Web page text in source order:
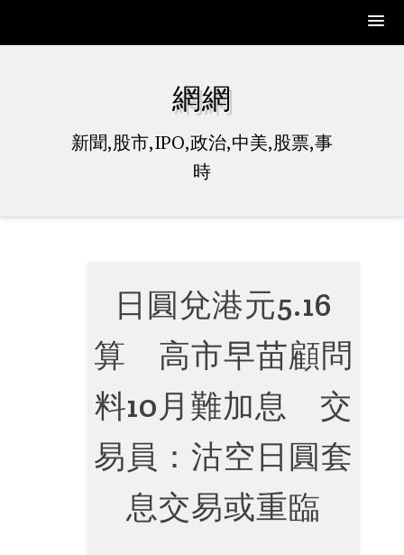
網網
新聞,股市,IPO,政治,中美,股票,事
時
日圓兌港元5.16
算 高市早苗顧問
料10月難加息 交
易員：沽空日圓套
息交易或重臨